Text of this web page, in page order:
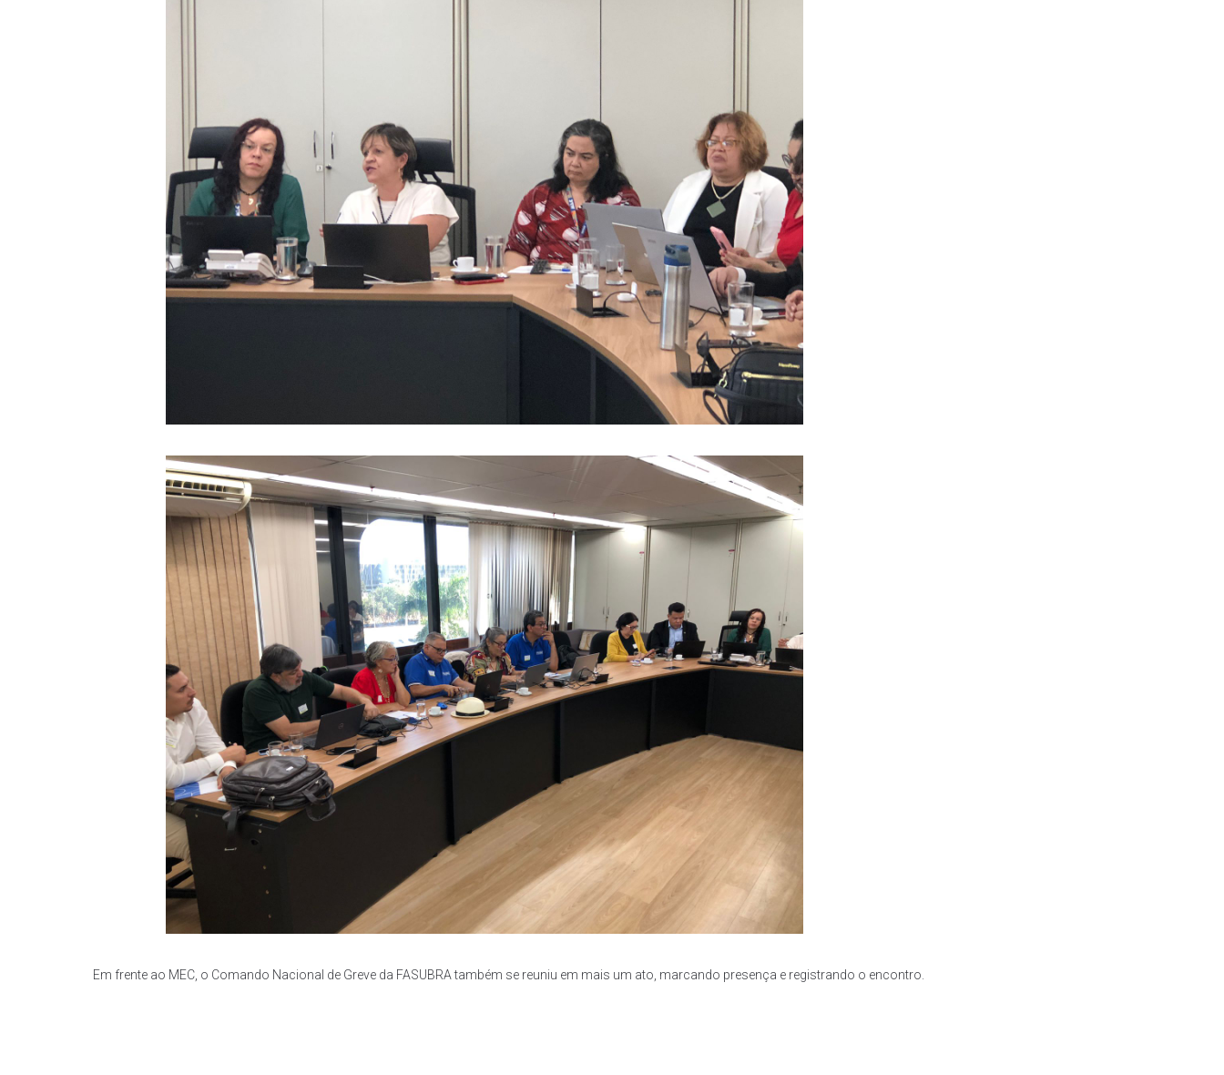
Em frente ao MEC, o Comando Nacional de Greve da FASUBRA também se reuniu em mais um ato, marcando presença e registrando o encontro.